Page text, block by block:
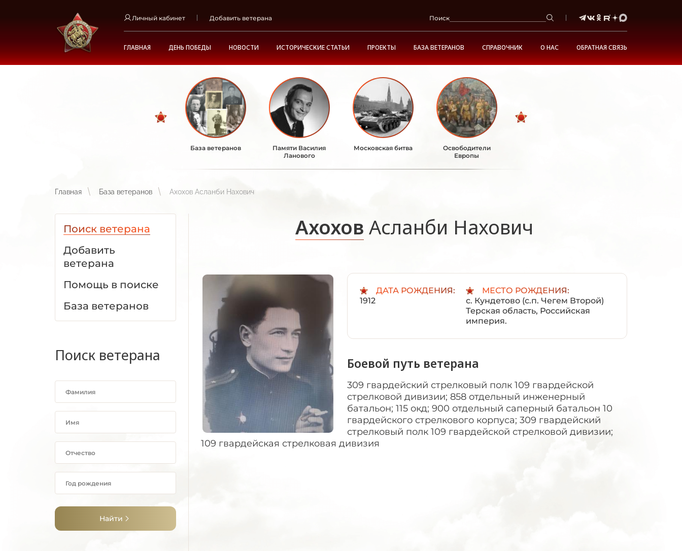
Личный кабинет Добавить ветерана Поиск
ГЛАВНАЯ ДЕНЬ ПОБЕДЫ НОВОСТИ ИСТОРИЧЕСКИЕ СТАТЬИ ПРОЕКТЫ БАЗА ВЕТЕРАНОВ СПРАВОЧНИК О НАС ОБРАТНАЯ СВЯЗЬ
База ветеранов
Памяти Василия
Ланового
Московская битва
Освободители
Европы
Главная База ветеранов Ахохов Асланби Нахович
Поиск ветерана
Добавить
ветерана
Помощь в поиске
База ветеранов
Поиск ветерана
Найти
Ахохов Асланби Нахович
ДАТА РОЖДЕНИЯ:
1912
МЕСТО РОЖДЕНИЯ:
с. Кундетово (с.п. Чегем Второй)
Терская область, Российская
империя.
Боевой путь ветерана
309 гвардейский стрелковый полк 109 гвардейской
стрелковой дивизии; 858 отдельный инженерный
батальон; 115 окд; 900 отдельный саперный батальон 10
гвардейского стрелкового корпуса; 309 гвардейский
стрелковый полк 109 гвардейской стрелковой дивизии;
109 гвардейская стрелковая дивизия